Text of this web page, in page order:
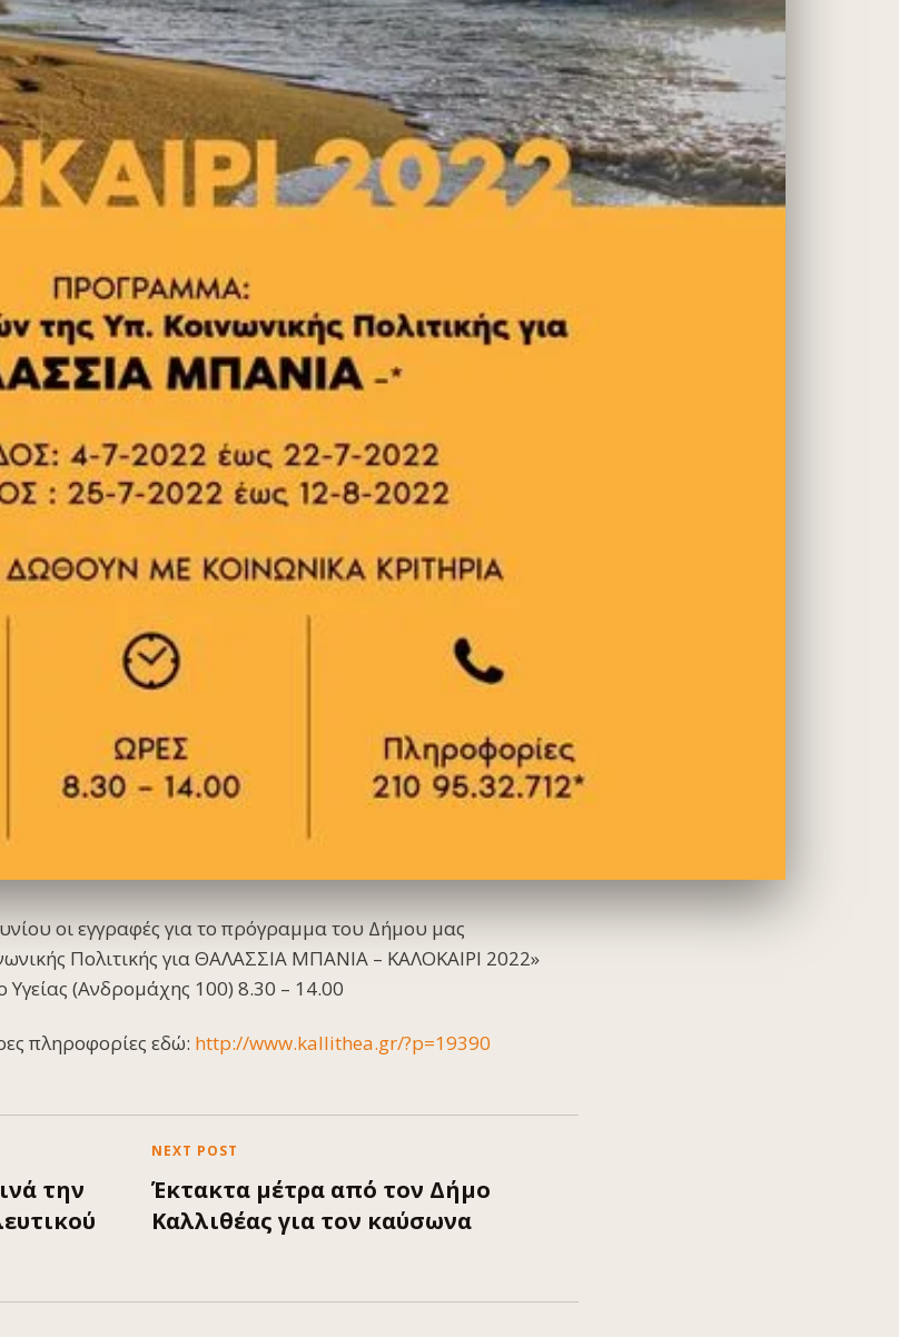
οι εγγραφές για το πρόγραμμα του Δήμου μας
Πολιτικής για ΘΑΛΑΣΣΙΑ ΜΠΑΝΙΑ – ΚΑΛΟΚΑΙΡΙ 2022»
Υγείας (Ανδρομάχης 100) 8.30 – 14.00
πληροφορίες εδώ: http://www.kallithea.gr/?p=19390
την
NEXT POST
Έκτακτα μέτρα από τον Δήμο
Καλλιθέας για τον καύσωνα